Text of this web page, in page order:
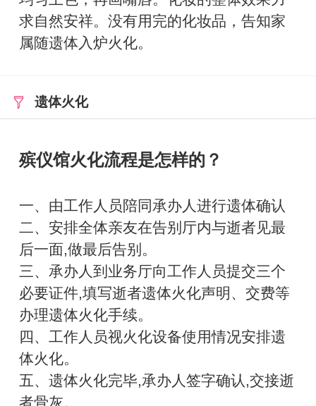
求自然安祥。没有用完的化妆品，告知家
属随遗体入炉火化。
遗体火化
殡仪馆火化流程是怎样的？
一、由工作人员陪同承办人进行遗体确认
二、安排全体亲友在告别厅内与逝者见最
后一面,做最后告别。
三、承办人到业务厅向工作人员提交三个
必要证件,填写逝者遗体火化声明、交费等
办理遗体火化手续。
四、工作人员视火化设备使用情况安排遗
体火化。
五、遗体火化完毕,承办人签字确认,交接逝
者骨灰。